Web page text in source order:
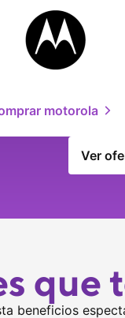
motorola
Ver
que
beneficios